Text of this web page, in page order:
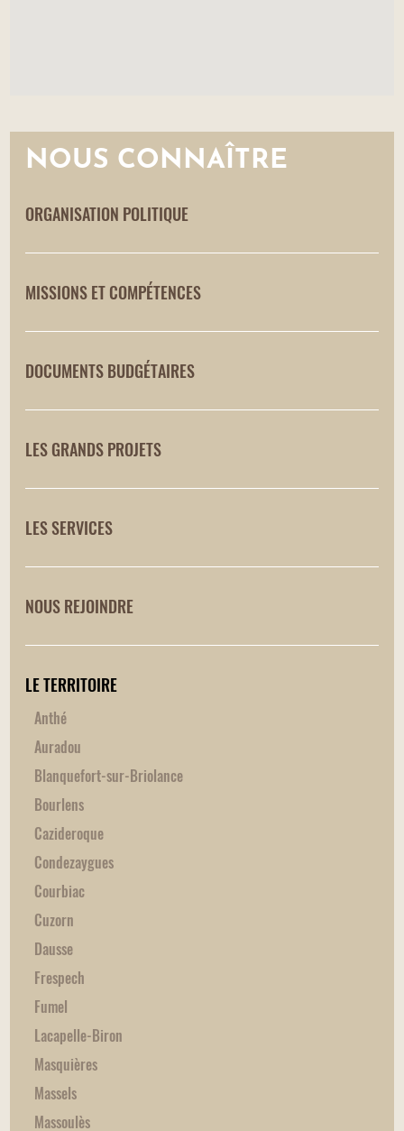
NOUS CONNAÎTRE
ORGANISATION POLITIQUE
MISSIONS ET COMPÉTENCES
DOCUMENTS BUDGÉTAIRES
LES GRANDS PROJETS
LES SERVICES
NOUS REJOINDRE
LE TERRITOIRE
Anthé
Auradou
Blanquefort-sur-Briolance
Bourlens
Cazideroque
Condezaygues
Courbiac
Cuzorn
Dausse
Frespech
Fumel
Lacapelle-Biron
Masquières
Massels
Massoulès